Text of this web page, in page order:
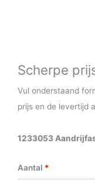
Scherpe
Vul onderstaand
prijs en de levertijd
1233053
Aantal